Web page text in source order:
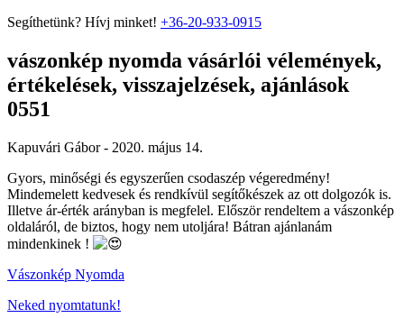
Segíthetünk? Hívj minket! +36-20-933-0915
vászonkép nyomda vásárlói vélemények,
értékelések, visszajelzések, ajánlások
0551
Kapuvári Gábor - 2020. május 14.
Gyors, minőségi és egyszerűen csodaszép végeredmény!
Mindemelett kedvesek és rendkívül segítőkészek az ott dolgozók is.
Illetve ár-érték arányban is megfelel. Először rendeltem a vászonkép
oldaláról, de biztos, hogy nem utoljára! Bátran ajánlanám
mindenkinek !
Vászonkép Nyomda
Neked nyomtatunk!